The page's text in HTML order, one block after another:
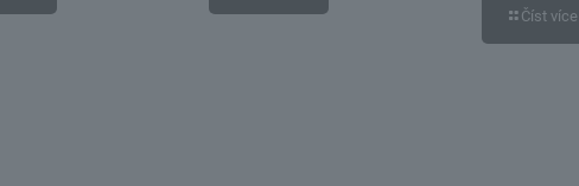
Číst více